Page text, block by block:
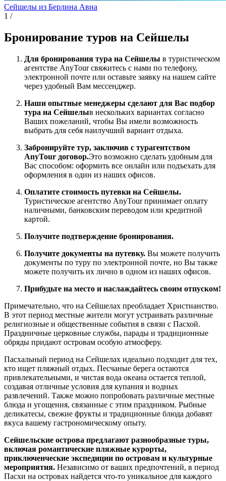
Сейшелы из Берлина Авиа
1 /
Бронирование туров на Сейшелы
Для бронирования тура на Сейшелы в туристическом
агентстве AnyTour свяжитесь с нами по телефону,
электронной почте или оставьте заявку на нашем сайте
через удобный Вам мессенджер.
Наши опытные менеджеры сделают для Вас подбор
тура на Сейшелыв нескольких вариантах согласно
Ваших пожеланий, чтобы Вы имели возможность
выбрать для себя наилучший вариант отдыха.
Забронируйте тур, заключив с турагентством
AnyTour договор.Это возможно сделать удобным для
Вас способом: оформить все онлайн или подъехать для
оформления в один из наших офисов.
Оплатите стоимость путевки на Сейшелы.
Туристическое агентство AnyTour принимает оплату
наличными, банковским переводом или кредитной
картой.
Получите подтверждение бронирования.
Получите документы на путевку. Вы можете получить
документы по туру по электронной почте, но Вы также
можете получить их лично в одном из наших офисов.
Прибудьте на место и наслаждайтесь своим отпуском!
Примечательно, что на Сейшелах преобладает Христианство.
В этот период местные жители могут устраивать различные
религиозные и общественные события в связи с Пасхой.
Праздничные церковные службы, парады и традиционные
обряды придают островам особую атмосферу.
Пасхальный период на Сейшелах идеально подходит для тех,
кто ищет пляжный отдых. Песчаные берега остаются
привлекательными, и чистая вода океана остается теплой,
создавая отличные условия для купания и водных
развлечений. Также можно попробовать различные местные
блюда и угощения, связанные с этим праздником. Рыбные
деликатесы, свежие фрукты и традиционные блюда добавят
вкуса вашему гастрономическому опыту.
Сейшельские острова предлагают разнообразные туры,
включая романтические пляжные курорты,
приключенческие экспедиции по островам и культурные
мероприятия. Независимо от ваших предпочтений, в период
Пасхи на островах найдется что-то уникальное для каждого